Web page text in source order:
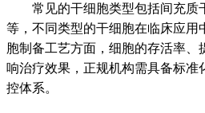
常见的干细胞类型包括间充质
等，不同类型的干细胞在临床应用
胞制备工艺方面，细胞的存活率、
响治疗效果，正规机构需具备标准
控体系。